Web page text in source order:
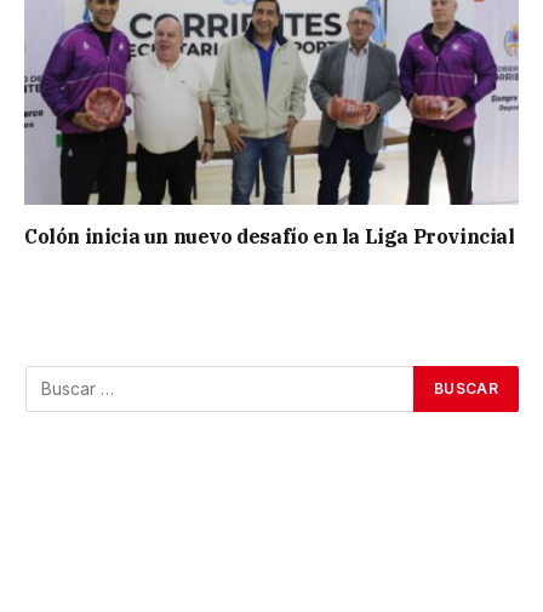
Colón inicia un nuevo desafío en la Liga Provincial